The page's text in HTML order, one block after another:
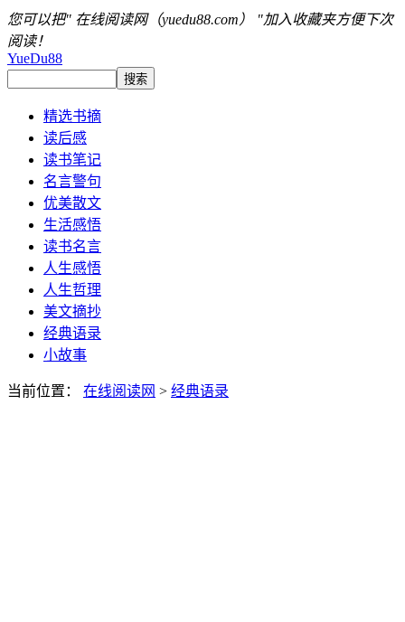
您可以把" 在线阅读网（yuedu88.com） "加入收藏夹方便下次
阅读！
YueDu88
精选书摘
读后感
读书笔记
名言警句
优美散文
生活感悟
读书名言
人生感悟
人生哲理
美文摘抄
经典语录
小故事
当前位置： 在线阅读网 > 经典语录